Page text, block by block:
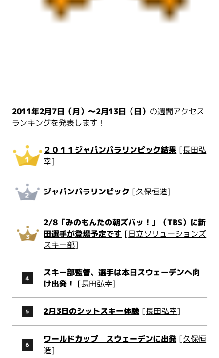
2011年2月7日（月）～2月13日（日） の週間アクセス
ランキングを発表します！
２０１１ジャパンパラリンピック結果 [長田弘
幸]
ジャパンパラリンピック [久保恒造]
2/8「みのもんたの朝ズバッ！」（TBS）に新
田選手が登場予定です [日立ソリューションズ
スキー部]
スキー部監督、選手は本日スウェーデンへ向
け出発！ [長田弘幸]
2月3日のシットスキー体験 [長田弘幸]
ワールドカップ スウェーデンに出発 [久保恒
造]